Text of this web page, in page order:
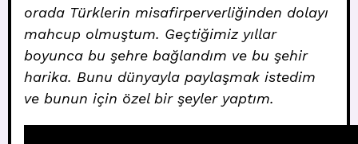
orada Türklerin misafirperverliğinden dolayı
mahcup olmuştum. Geçtiğimiz yıllar
boyunca bu şehre bağlandım ve bu şehir
harika. Bunu dünyayla paylaşmak istedim
ve bunun için özel bir şeyler yaptım.